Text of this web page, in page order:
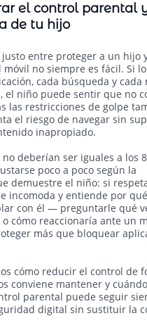
el control parental
de tu hijo
entre proteger a un hijo
no siempre es fácil. Si
cada búsqueda y cada
el niño puede sentir que no
las restricciones de golpe
el riesgo de navegar sin
inapropiado.
no deberían ser iguales a los
poco a poco según la
demuestre el niño: si
incomoda y entiende por
con él — preguntarle qué
cómo reaccionaría ante un
más que bloquear
cómo reducir el control de
conviene mantener y
parental puede seguir
digital sin sustituir la